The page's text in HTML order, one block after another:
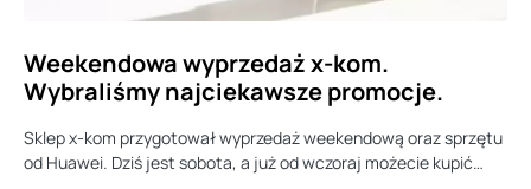
Weekendowa wyprzedaż x-kom.
Wybraliśmy najciekawsze promocje.
Sklep x-kom przygotował wyprzedaż weekendową oraz sprzętu
od Huawei. Dziś jest sobota, a już od wczoraj możecie kupić…